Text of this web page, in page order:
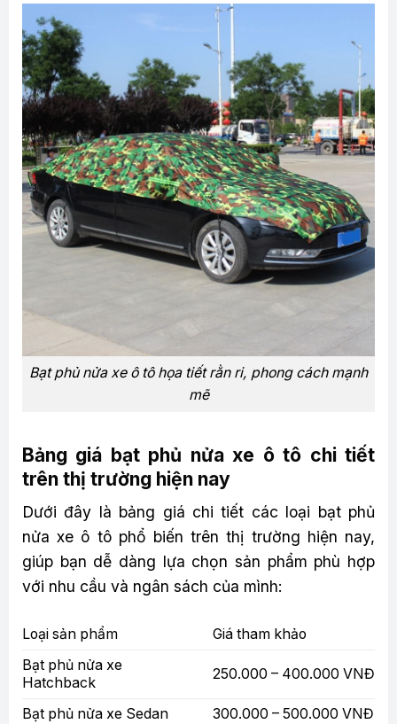
Bạt phủ nửa xe ô tô họa tiết rằn ri, phong cách mạnh
mẽ
Bảng giá bạt phủ nửa xe ô tô chi tiết
trên thị trường hiện nay
Dưới đây là bảng giá chi tiết các loại bạt phủ
nửa xe ô tô phổ biến trên thị trường hiện nay,
giúp bạn dễ dàng lựa chọn sản phẩm phù hợp
với nhu cầu và ngân sách của mình:
Loại sản phẩm
Giá tham khảo
Bạt phủ nửa xe
Hatchback
250.000 – 400.000 VNĐ
Bạt phủ nửa xe Sedan
300.000 – 500.000 VNĐ